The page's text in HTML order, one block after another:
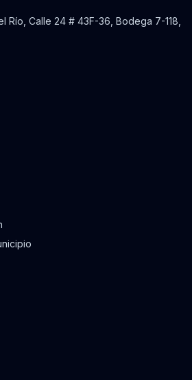
Río, Calle 24 # 43F-36, Bodega 7-118,